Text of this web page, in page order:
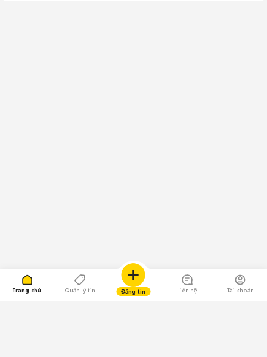
Trang chủ Quản lý tin Đăng tin Liên hệ Tài khoản